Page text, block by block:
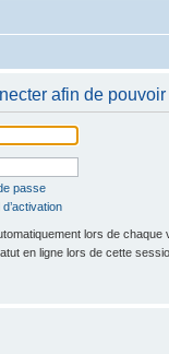
afin de
passe
lors de chaque
en ligne lors de cette